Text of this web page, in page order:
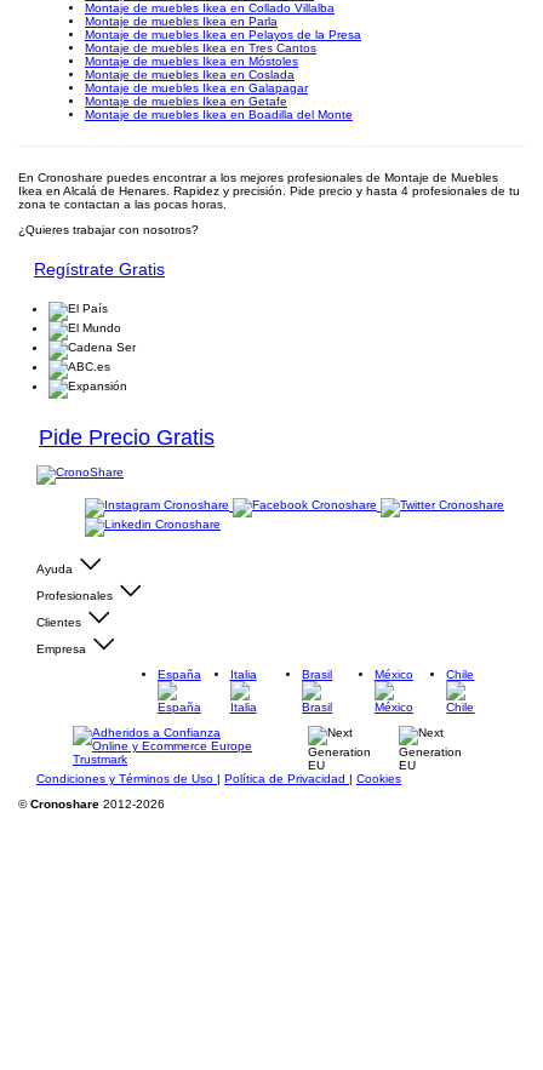
Montaje de muebles Ikea en Collado Villalba
Montaje de muebles Ikea en Parla
Montaje de muebles Ikea en Pelayos de la Presa
Montaje de muebles Ikea en Tres Cantos
Montaje de muebles Ikea en Móstoles
Montaje de muebles Ikea en Coslada
Montaje de muebles Ikea en Galapagar
Montaje de muebles Ikea en Getafe
Montaje de muebles Ikea en Boadilla del Monte
En Cronoshare puedes encontrar a los mejores profesionales de Montaje de Muebles
Ikea en Alcalá de Henares. Rapidez y precisión. Pide precio y hasta 4 profesionales de tu
zona te contactan a las pocas horas.
¿Quieres trabajar con nosotros?
Regístrate Gratis
Pide Precio Gratis
Ayuda
Profesionales
Clientes
Empresa
España
Italia Brasil México Chile
Condiciones y Términos de Uso | Política de Privacidad | Cookies
©Cronoshare 2012-2026